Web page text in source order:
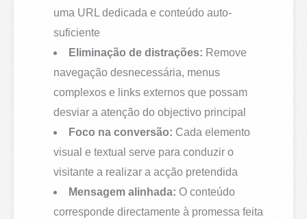
uma URL dedicada e conteúdo auto-
suficiente
Eliminação de distrações: Remove
navegação desnecessária, menus
complexos e links externos que possam
desviar a atenção do objectivo principal
Foco na conversão: Cada elemento
visual e textual serve para conduzir o
visitante a realizar a acção pretendida
Mensagem alinhada: O conteúdo
corresponde directamente à promessa feita